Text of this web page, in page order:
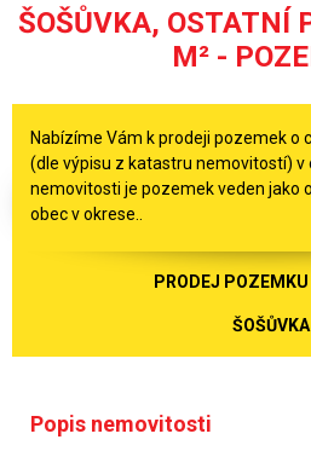
ŠOŠŮVKA, OSTATNÍ
M² -
Nabízíme Vám k prodeji pozemek o
(dle výpisu z katastru nemovitostí) v
nemovitosti je pozemek veden jako
obec v okrese..
PRODEJ
ŠOŠŮVKA
Popis nemovitosti